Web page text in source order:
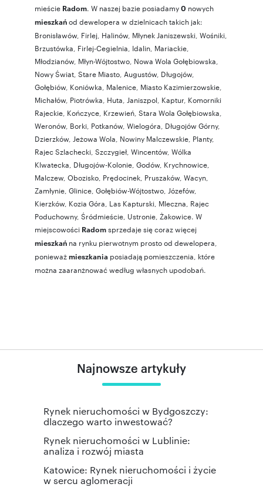
mieście Radom. W naszej bazie posiadamy0 nowych
mieszkańod dewelopera w dzielnicach takich jak:
Bronisławów, Firlej Halinów, Młynek Janiszewski Wośniki
Brzustówka Firlej-Cegielnia Idalin Mariackie
Młodzianów, Młyn-Wójtostwo Nowa Wola Gołębiowska
Nowy Świat Stare Miasto Augustów, Długojów,
Gołębiów, Koniówka Malenice Miasto Kazimierzowskie
Michałów, Piotrówka Huta Janiszpol Kaptur, Komorniki
Rajeckie Kończyce Krzewień Stara Wola Gołębiowska
Weronów, Borki Potkanów, Wielogóra Długojów Górny,
Dzierzków, Jeżowa Wola Nowiny Malczewskie Planty,
Rajec Szlachecki Szczygieł, Wincentów, Wólka
Klwatecka Długojów-Kolonie Godów, Krychnowice
Malczew, Obozisko Prędocinek Pruszaków, Wacyn
Zamłynie Glinice Gołębiów-Wójtostwo Józefów,
Kierzków, Kozia Góra Las Kapturski Mleczna Rajec
Poduchowny, Śródmieście Ustronie Żakowice. W
miejscowości Radomsprzedaje się coraz więcej
mieszkań na rynku pierwotnym prosto od dewelopera,
ponieważmieszkania posiadają pomieszczenia, które
można zaaranżnować według własnych upodobań.
Najnowsze artykuły
Rynek nieruchomości w Bydgoszczy:
dlaczego warto inwestować?
Rynek nieruchomości w Lublinie:
analiza i rozwój miasta
Katowice: Rynek nieruchomości i życie
w sercu aglomeracji